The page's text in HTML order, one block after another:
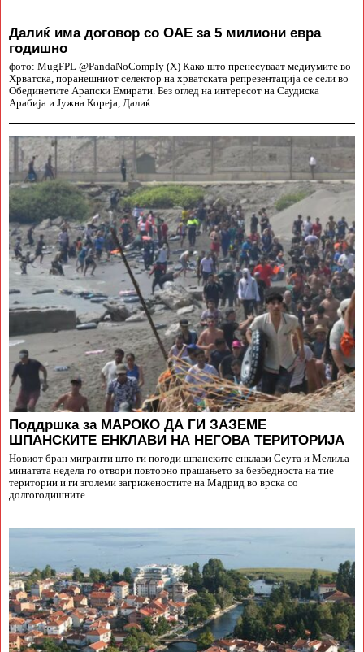
Далиќ има договор со ОАЕ за 5 милиони евра
годишно
фото: MugFPL @PandaNoComply (X) Како што пренесуваат медиумите во
Хрватска, поранешниот селектор на хрватската репрезентација се сели во
Обединетите Арапски Емирати. Без оглед на интересот на Саудиска
Арабија и Јужна Кореја, Далиќ
Поддршка за МАРОКО ДА ГИ ЗАЗЕМЕ
ШПАНСКИТЕ ЕНКЛАВИ НА НЕГОВА ТЕРИТОРИЈА
Новиот бран мигранти што ги погоди шпанските енклави Сеута и Мелиља
минатата недела го отвори повторно прашањето за безбедноста на тие
територии и ги зголеми загриженостите на Мадрид во врска со
долгогодишните